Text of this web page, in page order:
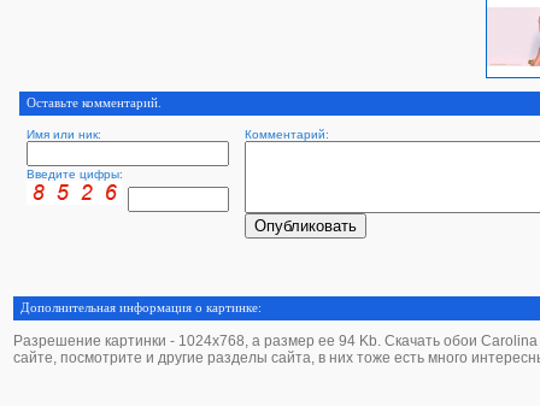
Оставьте комментарий.
Имя или ник: Комментарий:
Введите цифры:
Дополнительная информация о картинке:
Разрешение картинки - 1024х768, а размер ее 94 Kb. Скачать обои Carolina
сайте, посмотрите и другие разделы сайта, в них тоже есть много